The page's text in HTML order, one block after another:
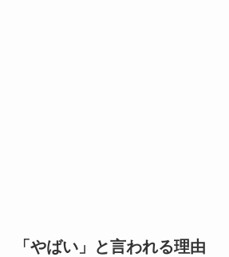
「やばい」と言われる理由